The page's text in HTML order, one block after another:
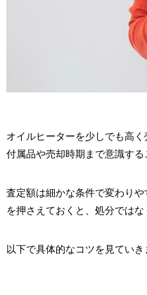
オイルヒーターを少しでも高く
付属品や売却時期まで意識する
査定額は細かな条件で変わり
を押さえておくと、処分ではな
以下で具体的なコツを見ていき